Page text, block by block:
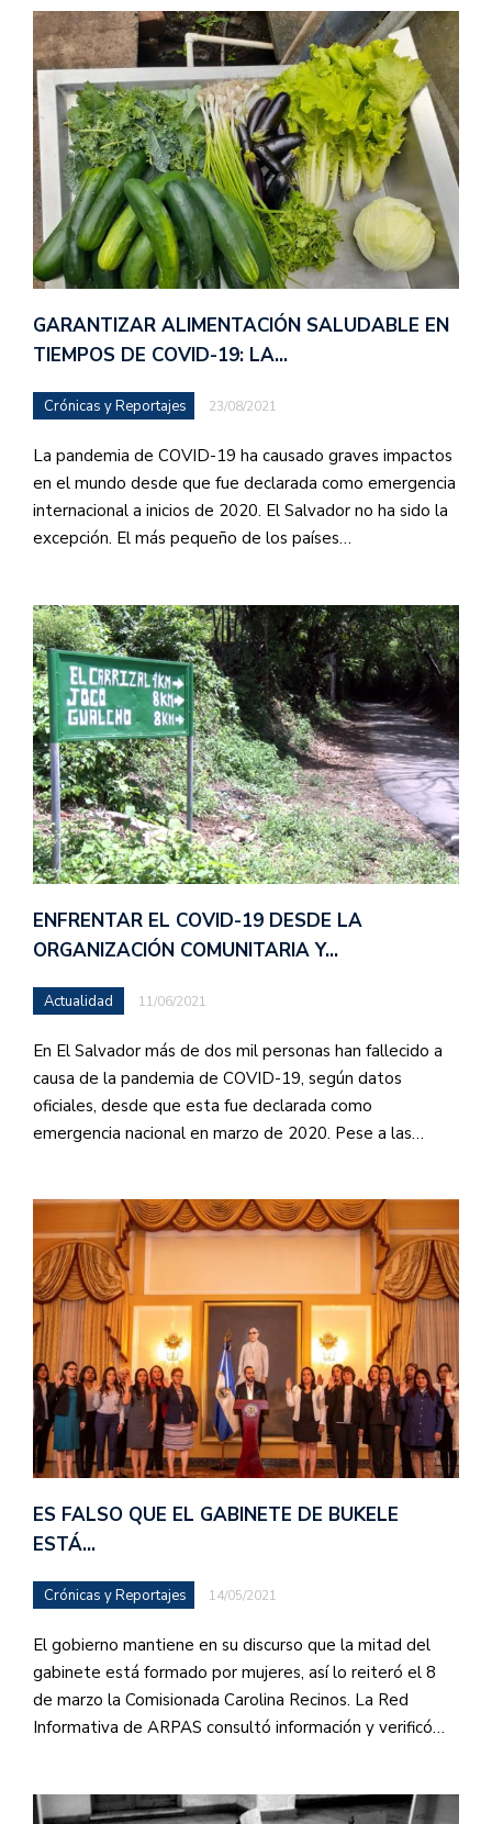
GARANTIZAR ALIMENTACIÓN SALUDABLE EN
TIEMPOS DE COVID-19: LA…
Crónicas y Reportajes 23/08/2021
La pandemia de COVID-19 ha causado graves impactos
en el mundo desde que fue declarada como emergencia
internacional a inicios de 2020. El Salvador no ha sido la
excepción. El más pequeño de los países…
ENFRENTAR EL COVID-19 DESDE LA
ORGANIZACIÓN COMUNITARIA Y…
Actualidad 11/06/2021
En El Salvador más de dos mil personas han fallecido a
causa de la pandemia de COVID-19, según datos
oficiales, desde que esta fue declarada como
emergencia nacional en marzo de 2020. Pese a las…
ES FALSO QUE EL GABINETE DE BUKELE
ESTÁ…
Crónicas y Reportajes 14/05/2021
El gobierno mantiene en su discurso que la mitad del
gabinete está formado por mujeres, así lo reiteró el 8
de marzo la Comisionada Carolina Recinos. La Red
Informativa de ARPAS consultó información y verificó…